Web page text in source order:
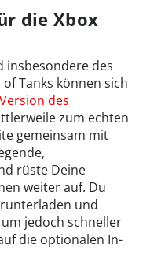
die Xbox
insbesondere des
Tanks können sich
des
zum echten
gemeinsam mit
rüste Deine
weiter auf. Du
und
jedoch schneller
die optionalen In-